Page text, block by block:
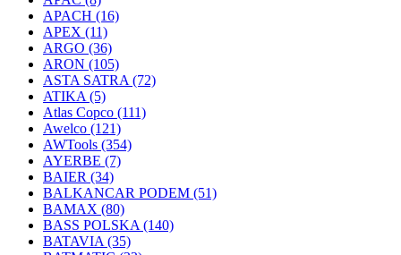
APACH (16)
APEX (11)
ARGO (36)
ARON (105)
ASTA SATRA (72)
ATIKA (5)
Atlas Copco (111)
Awelco (121)
AWTools (354)
AYERBE (7)
BAIER (34)
BALKANCAR PODEM (51)
BAMAX (80)
BASS POLSKA (140)
BATAVIA (35)